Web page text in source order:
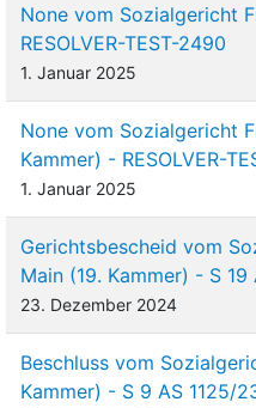
None vom Sozialgericht
RESOLVER-TEST-2490
1. Januar 2025
None vom Sozialgericht
Kammer) - RESOLVER-
1. Januar 2025
Gerichtsbescheid vom
Main (19. Kammer) - S 19
23. Dezember 2024
Beschluss vom
Kammer) - S 9 AS 1125/